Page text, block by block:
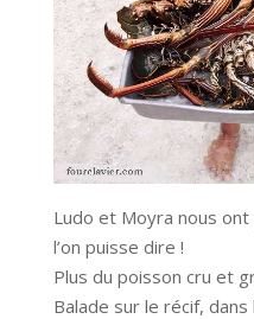
Ludo et Moyra nous
l’on puisse dire !
Plus du poisson cru et
Balade sur le récif,